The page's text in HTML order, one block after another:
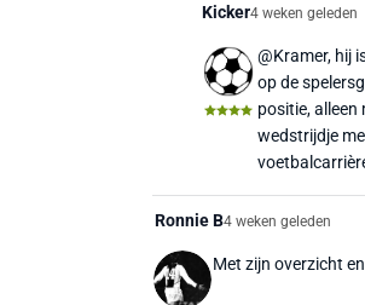
Kicker4 weken geleden
@Kramer, hij
op de
positie, alleen
wedstrijdje
Ronnie B4 weken geleden
Met zijn overzicht